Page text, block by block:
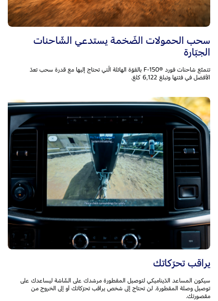
سحب الحمولات الضّخمة يستدعي الشّاحنات
الجبّارة
تتمتّع شاحنات فورد F-150®‎ بالقوّة الهائلة الّتي تحتاج إليها مع قدرة سحب تعدّ
الأفضل في فئتها وتبلغ 6,122 كلغ.
يراقب تحرّكاتك
سيكون المساعد الدّيناميكي لتوصيل المقطورة مرشدك على الشّاشة ليساعدك على
توصيل وصلة المقطورة. لن تحتاج إلى شخص يراقب تحرّكاتك أو إلى الخروج من
مقصورتك.